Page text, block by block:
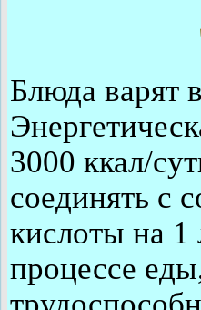
Блюда варят
3000 ккал/
соединять с
кислоты на 1
процессе